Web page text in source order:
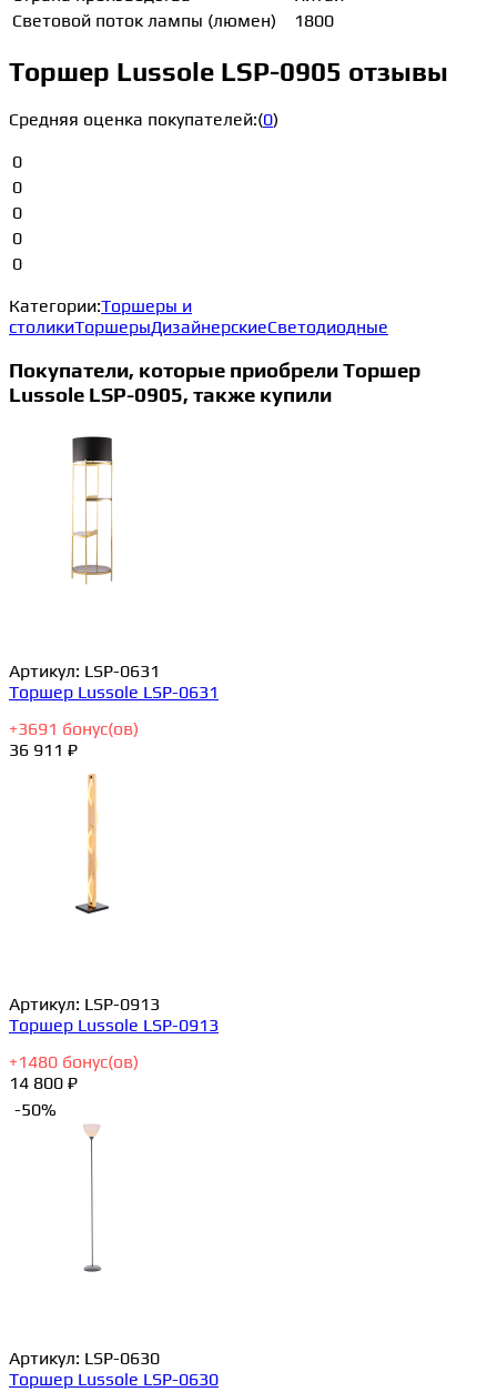
Световой поток лампы (люмен)
1800
Торшер Lussole LSP-0905 отзывы
Средняя оценка покупателей:(0)
0
0
0
0
0
Категории:Торшеры и
столикиТоршерыДизайнерскиеСветодиодные
Покупатели, которые приобрели Торшер
Lussole LSP-0905, также купили
Артикул: LSP-0631
Торшер Lussole LSP-0631
+3691 бонус(ов)
36 911 ₽
Артикул: LSP-0913
Торшер Lussole LSP-0913
+1480 бонус(ов)
14 800 ₽
-50%
Артикул: LSP-0630
Торшер Lussole LSP-0630